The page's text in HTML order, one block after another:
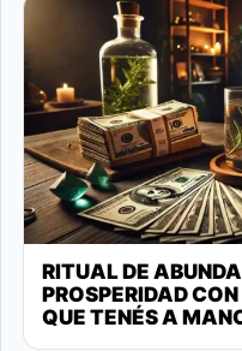
RITUAL DE
PROSPERIDAD
QUE TENÉS A